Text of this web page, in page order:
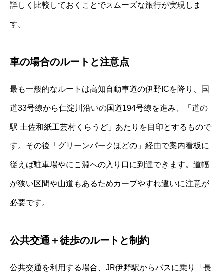
詳しく比較しておくことでスムーズな旅行が実現しま
す。
車の場合のルートと注意点
最も一般的なルートは高知自動車道の伊野ICを降り、国
道33号線から仁淀川沿いの国道194号線を進み、「道の
駅 土佐和紙工芸村くらうど」あたりを目印とするもので
す。その後「グリーンパークほどの」経由で案内看板に
従えば駐車場やにこ淵への入り口に到達できます。道幅
が狭い区間や山道もあるためカーブやすれ違いに注意が
必要です。
公共交通＋徒歩のルートと制約
公共交通を利用する場合、JR伊野駅からバスに乗り「長